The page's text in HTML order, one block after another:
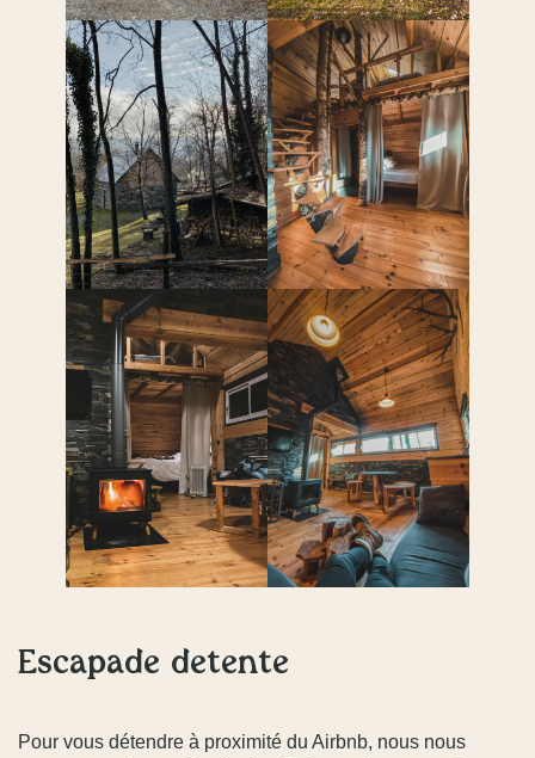
Escapade détente
Pour vous détendre à proximité du Airbnb, nous nous